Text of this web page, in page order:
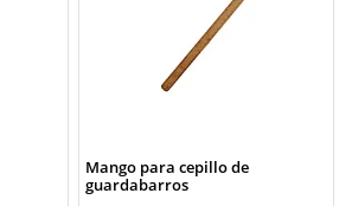
Mango para cepillo de
guardabarros